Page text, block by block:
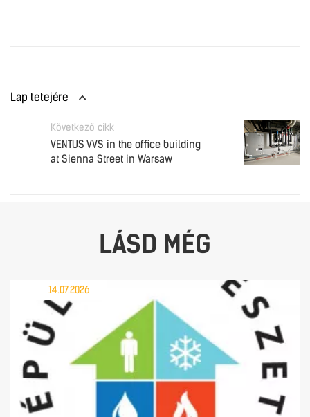
Lap tetejére
Következő cikk
VENTUS VVS in the office building
at Sienna Street in Warsaw
LÁSD MÉG
14.07.2026